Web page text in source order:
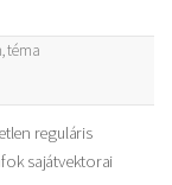
téma
reguláris
sajátvektorai